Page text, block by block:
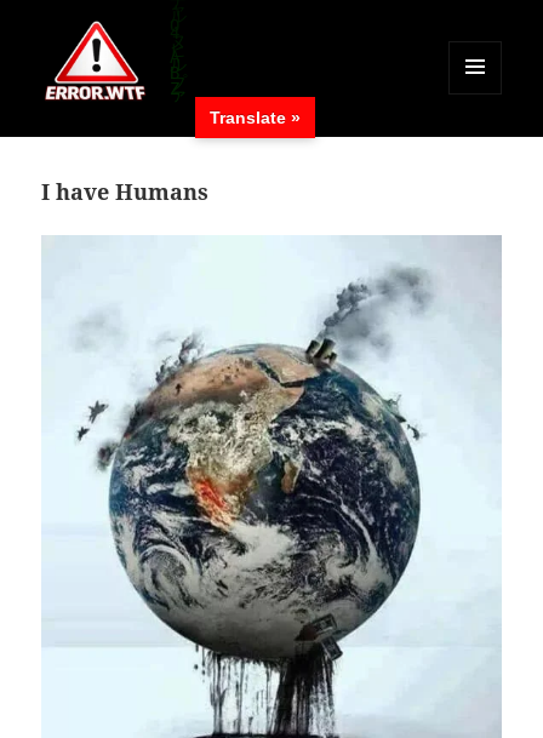
MENÜ
WIDGETS
I have Humans
Translate »